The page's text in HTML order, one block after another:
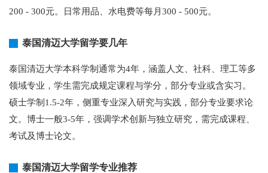
200 - 300元。日常用品、水电费等每月300 - 500元。
泰国清迈大学留学要几年
泰国清迈大学本科学制通常为4年，涵盖人文、社科、理工等多
领域专业，学生需完成规定课程与学分，部分专业或含实习。
硕士学制1.5-2年，侧重专业深入研究与实践，部分专业要求论
文。博士一般3-5年，强调学术创新与独立研究，需完成课程、
考试及博士论文。
泰国清迈大学留学专业推荐